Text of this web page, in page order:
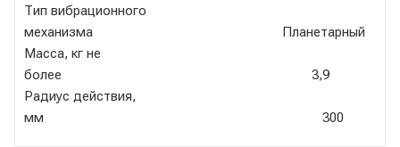
Тип вибрационного
механизма Планетарный
Масса, кг не
более 3,9
Радиус действия,
мм 300